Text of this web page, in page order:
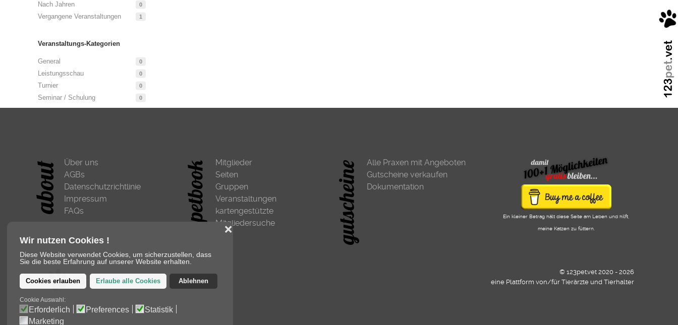
Wir nutzen Cookies !
Diese Website verwendet Cookies, um sicherzustellen, dass
Sie die beste Erfahrung auf unserer Website erhalten.
Cookies erlauben Erlaube alle Cookies Ablehnen
❌
Cookie Auswahl:
Erforderlich Preferences
Statistik
Marketing
Nach Jahren 0
Vergangene Veranstaltungen 1
Veranstaltungs-Kategorien
General 0
Leistungsschau 0
Turnier 0
Seminar / Schulung 0
Über uns
AGBs
Datenschutzrichtlinie
Impressum
FAQs
Mitglieder
Seiten
Gruppen
Veranstaltungen
kartengestützte
Mitgliedersuche
Alle Praxen mit Angeboten
Gutscheine verkaufen
Dokumentation
Ein kleiner Betrag hält diese Seite am Leben und hilft,
meine Katzen zu füttern.
© 123pet.vet 2020 - 2026
eine Plattform von/für Tierärzte und Tierhalter